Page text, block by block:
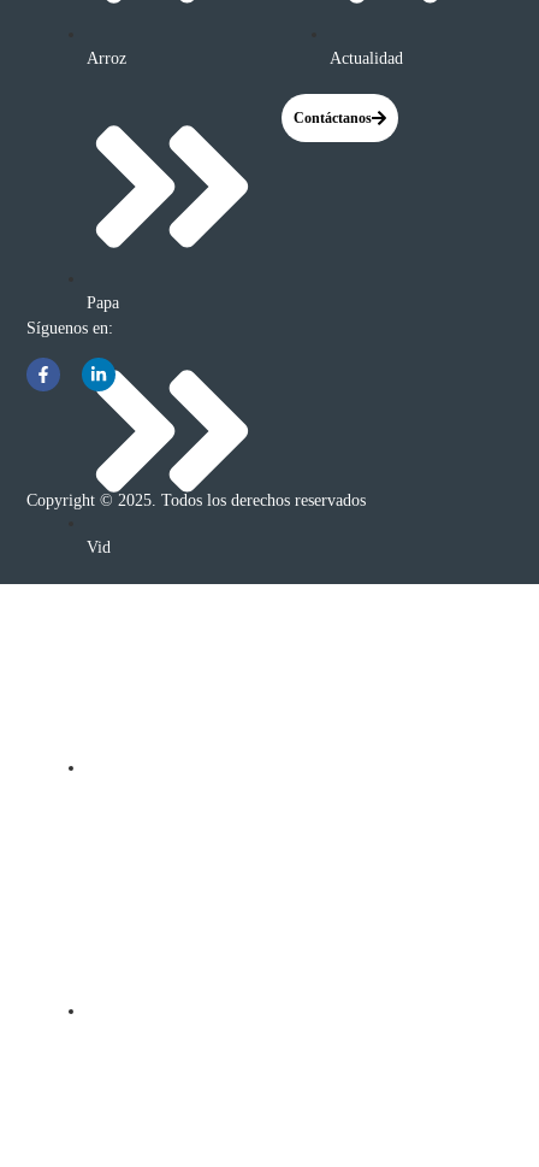
Arroz
Papa
Vid
Actualidad
Contáctanos
Síguenos en:
Copyright © 2025. Todos los derechos reservados